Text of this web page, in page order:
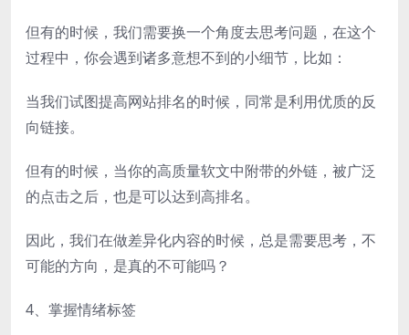
但有的时候，我们需要换一个角度去思考问题，在这个
过程中，你会遇到诸多意想不到的小细节，比如：
当我们试图提高网站排名的时候，同常是利用优质的反
向链接。
但有的时候，当你的高质量软文中附带的外链，被广泛
的点击之后，也是可以达到高排名。
因此，我们在做差异化内容的时候，总是需要思考，不
可能的方向，是真的不可能吗？
4、掌握情绪标签